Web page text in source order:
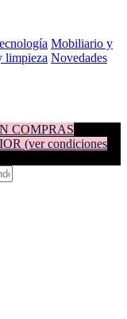
Mobiliario y
limpieza Novedades
COMPRAS
(ver condiciones